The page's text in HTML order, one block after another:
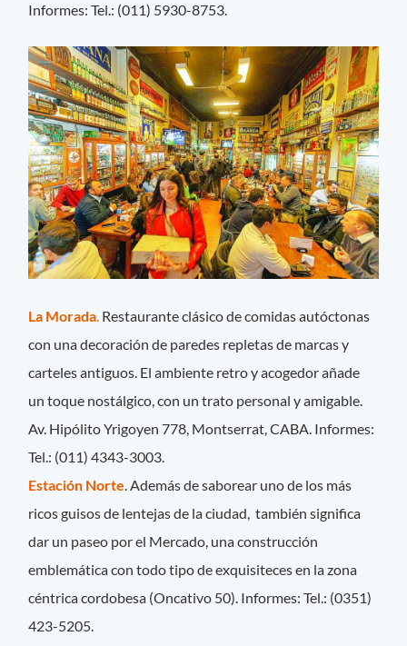
Informes: Tel.: (011) 5930-8753.
La Morada Restaurante clásico de comidas autóctonas
con una decoración de paredes repletas de marcas y
carteles antiguos. El ambiente retro y acogedor añade
un toque nostálgico, con un trato personal y amigable.
Av. Hipólito Yrigoyen 778, Montserrat, CABA. Informes:
Tel.: (011) 4343-3003.
Estación Norte . Además de saborear uno de los más
ricos guisos de lentejas de la ciudad, también significa
dar un paseo por el Mercado, una construcción
emblemática con todo tipo de exquisiteces en la zona
céntrica cordobesa (Oncativo 50). Informes: Tel.: (0351)
423-5205.